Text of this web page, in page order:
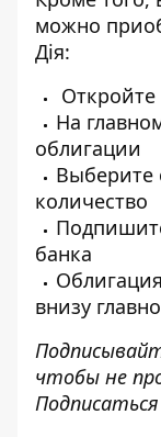
можно
Дія:
На
облигации
Выберите
количество
банка
внизу
чтобы не